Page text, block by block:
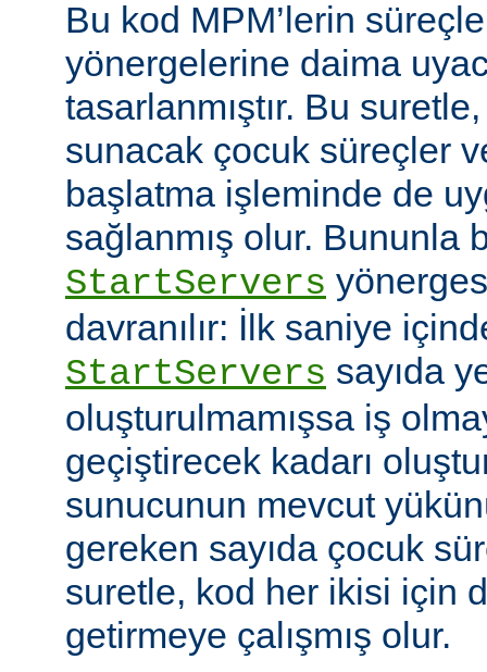
Bu kod MPM’lerin
yönergelerine daima
tasarlanmıştır. Bu
sunacak çocuk süreçler
başlatma işleminde de
sağlanmış olur. Bununla
StartServers
davranılır: İlk saniye
StartServers sayıda
oluşturulmamışsa iş
geçiştirecek kadarı
sunucunun mevcut
gereken sayıda çocuk
suretle, kod her ikisi için
getirmeye çalışmış olur.